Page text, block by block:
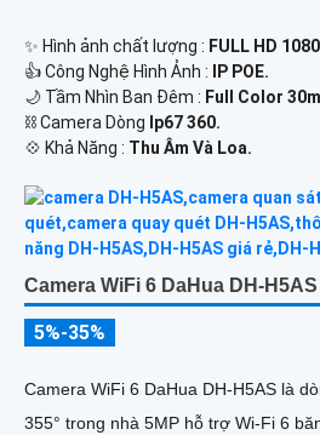
✨ Hình ảnh chất lượng : FULL HD
👍 Công Nghệ Hình Ảnh :
IP POE.
🌙 Tầm Nhìn Ban Đêm : Full Color
⛓ Camera Dòng Ip67 360.
️💠 Khả Năng : Thu Âm Và Loa.
Camera WiFi 6 DaHua DH-H5AS
5%-35%
Camera WiFi 6 DaHua DH-H5AS là
355° trong nhà 5MP hỗ trợ Wi-Fi 6